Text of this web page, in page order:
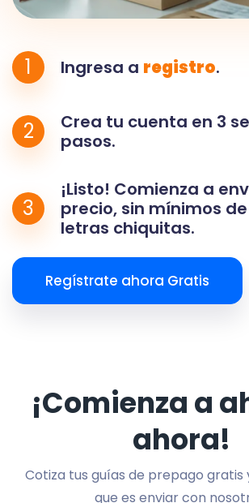
1 Ingresa a registro.
2
Crea tu cuenta en 3
pasos.
3
¡Listo! Comienza a
precio, sin mínimos
letras chiquitas.
Regístrate ahora Gratis
¡Comienza a
ahora!
Cotiza tus guías de prepago gratis
que es enviar con